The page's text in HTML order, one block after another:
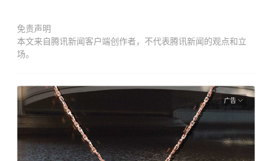
免责声明
本文来自腾讯新闻客户端创作者，不代表腾讯新闻的观点和立
场。
广告